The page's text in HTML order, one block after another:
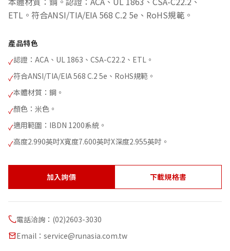
ETL。符合ANSI/TIA/EIA 568 C.2 5e、RoHS規範。
產品特色
✓認證：ACA、UL 1863、CSA-C22.2、ETL。
✓符合ANSI/TIA/EIA 568 C.2 5e、RoHS規範。
✓本體材質：鋼。
✓顏色：米色。
✓適用範圍：IBDN 1200系統。
✓高度2.990英吋X寬度7.600英吋X深度2.955英吋。
加入詢價 下載規格書
電話洽詢：(02)2603-3030
Email：service@runasia.com.tw